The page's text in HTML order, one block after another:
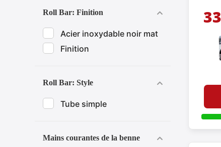
Roll Bar: Finition
Acier inoxydable noir mat
Finition
Roll Bar: Style
Tube simple
Mains courantes de la benne